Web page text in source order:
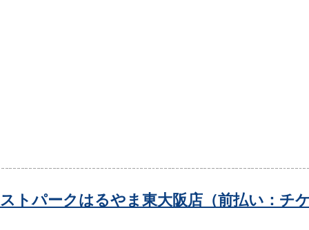
ストパークはるやま東大阪店（前払い：チ